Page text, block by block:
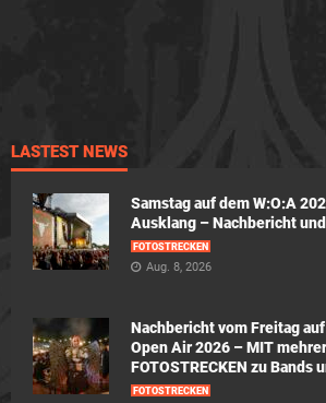
LASTEST NEWS
Samstag auf dem W:O:A
Ausklang – Nachbericht und
FOTOSTRECKEN
Aug. 8, 2026
Nachbericht vom Freitag
Open Air 2026 – MIT
FOTOSTRECKEN zu Bands
FOTOSTRECKEN